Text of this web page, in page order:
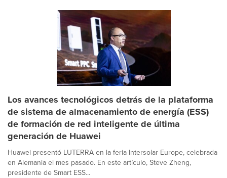
Los avances tecnológicos detrás de la plataforma
de sistema de almacenamiento de energía (ESS)
de formación de red inteligente de última
generación de Huawei
Huawei presentó LUTERRA en la feria Intersolar Europe, celebrada
en Alemania el mes pasado. En este artículo, Steve Zheng,
presidente de Smart ESS...